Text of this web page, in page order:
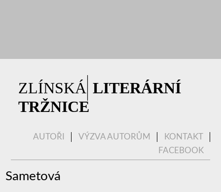
ZLÍNSKÁ| LITERÁRNÍ
TRŽNICE
AUTOŘI VÝZVA AUTORŮM
KONTAKT
FACEBOOK
Sametová